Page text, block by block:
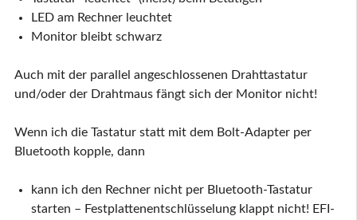
LED am Rechner leuchtet
Monitor bleibt schwarz
Auch mit der parallel angeschlossenen Drahttastatur
und/oder der Drahtmaus fängt sich der Monitor nicht!
Wenn ich die Tastatur statt mit dem Bolt-Adapter per
Bluetooth kopple, dann
kann ich den Rechner nicht per Bluetooth-Tastatur
starten – Festplattenentschlüsselung klappt nicht! EFI-